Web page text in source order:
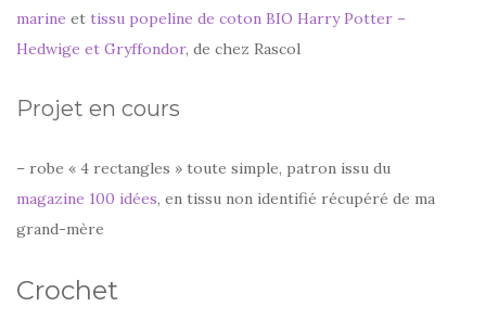
marine et tissu popeline de coton BIO Harry Potter –
Hedwige et Gryffondor, de chez Rascol
Projet en cours
– robe « 4 rectangles » toute simple, patron issu du
magazine 100 idées, en tissu non identifié récupéré de ma
grand-mère
Crochet